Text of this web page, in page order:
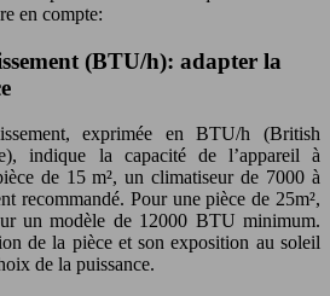
en compte:
(BTU/h): adapter la
exprimée en BTU/h (British
indique la capacité de l’appareil à
de 15 m², un climatiseur de 7000 à
recommandé. Pour une pièce de 25m²,
un modèle de 12000 BTU minimum.
de la pièce et son exposition au soleil
de la puissance.